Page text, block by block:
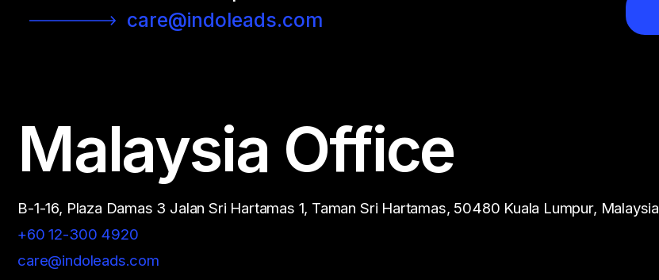
care@indoleads.com
Malaysia Office
B-1-16, Plaza Damas 3 Jalan Sri Hartamas 1, Taman Sri Hartamas, 50480 Kuala Lumpur, Malaysia
+60 12-300 4920
care@indoleads.com